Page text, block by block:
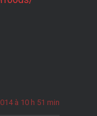
à 10 h 51 min